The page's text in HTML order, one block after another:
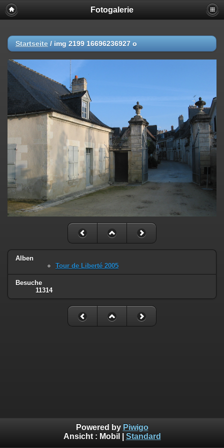
Fotogalerie
Startseite / img 2199 16696236927 o
Alben
Tour de Liberté 2005
Besuche
11314
Powered by Piwigo
Ansicht : Mobil Standard